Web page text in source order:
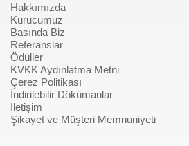
Hakkımızda
Kurucumuz
Basında Biz
Referanslar
Ödüller
KVKK Aydınlatma Metni
Çerez Politikası
İndirilebilir Dökümanlar
İletişim
Şikayet ve Müşteri Memnuniyeti